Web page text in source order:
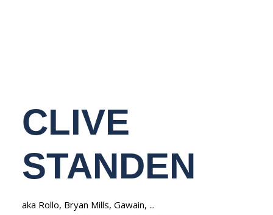
CLIVE
STANDEN
aka Rollo, Bryan Mills, Gawain, ...